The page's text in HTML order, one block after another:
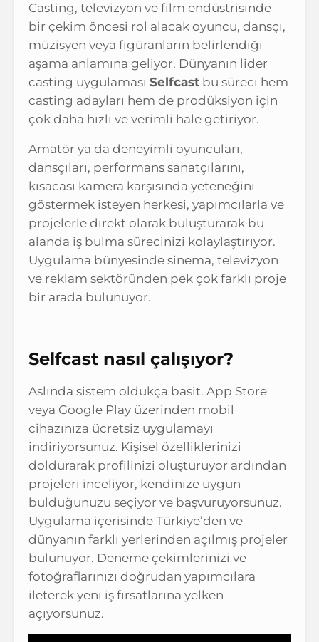
Casting, televizyon ve film endüstrisinde
bir çekim öncesi rol alacak oyuncu, dansçı,
müzisyen veya figüranların belirlendiği
aşama anlamına geliyor. Dünyanın lider
casting uygulaması Selfcast bu süreci hem
casting adayları hem de prodüksiyon için
çok daha hızlı ve verimli hale getiriyor.
Amatör ya da deneyimli oyuncuları,
dansçıları, performans sanatçılarını,
kısacası kamera karşısında yeteneğini
göstermek isteyen herkesi, yapımcılarla ve
projelerle direkt olarak buluşturarak bu
alanda iş bulma sürecinizi kolaylaştırıyor.
Uygulama bünyesinde sinema, televizyon
ve reklam sektöründen pek çok farklı proje
bir arada bulunuyor.
Selfcast nasıl çalışıyor?
Aslında sistem oldukça basit. App Store
veya Google Play üzerinden mobil
cihazınıza ücretsiz uygulamayı
indiriyorsunuz. Kişisel özelliklerinizi
doldurarak profilinizi oluşturuyor ardından
projeleri inceliyor, kendinize uygun
bulduğunuzu seçiyor ve başvuruyorsunuz.
Uygulama içerisinde Türkiye’den ve
dünyanın farklı yerlerinden açılmış projeler
bulunuyor. Deneme çekimlerinizi ve
fotoğraflarınızı doğrudan yapımcılara
ileterek yeni iş fırsatlarına yelken
açıyorsunuz.